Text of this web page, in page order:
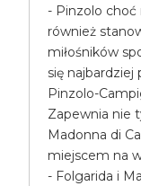
- Pinzolo choć
również
miłośników
się
Pinzolo-
Zapewnia nie
Madonna di
miejscem na
- Folgarida i